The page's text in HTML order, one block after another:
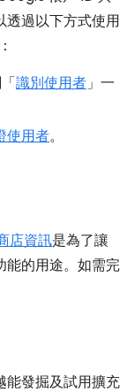
透過以下方式使用
識別使用者」一
使用者。
店資訊是為了讓
能的用途。如需完
能發掘及試用擴充